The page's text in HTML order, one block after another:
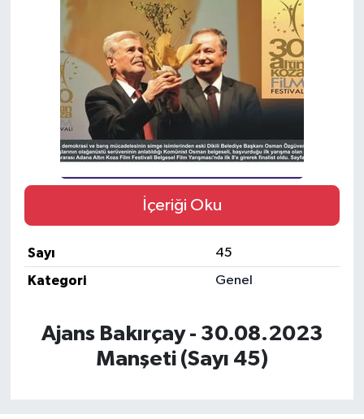
İçeriği Oku
Sayı
45
Kategori
Genel
Ajans Bakırçay - 30.08.2023
Manşeti (Sayı 45)